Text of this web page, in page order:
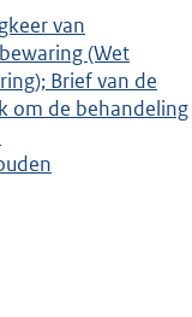
van
(Wet
Brief van de
om de behandeling